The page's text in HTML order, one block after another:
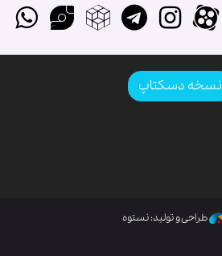
نسخه دسکتاپ
طراحی و تولید: نستوه